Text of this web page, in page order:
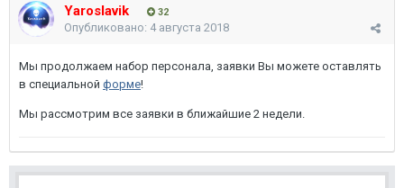
Yaroslavik 32
Опубликовано: 4 августа 2018
Мы продолжаем набор персонала, заявки Вы можете оставлять
в специальной форме!
Мы рассмотрим все заявки в ближайшие 2 недели.